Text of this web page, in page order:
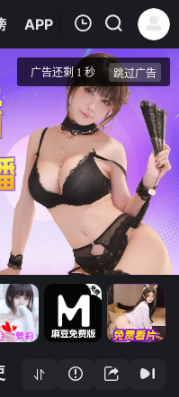
APP
第01集
使。